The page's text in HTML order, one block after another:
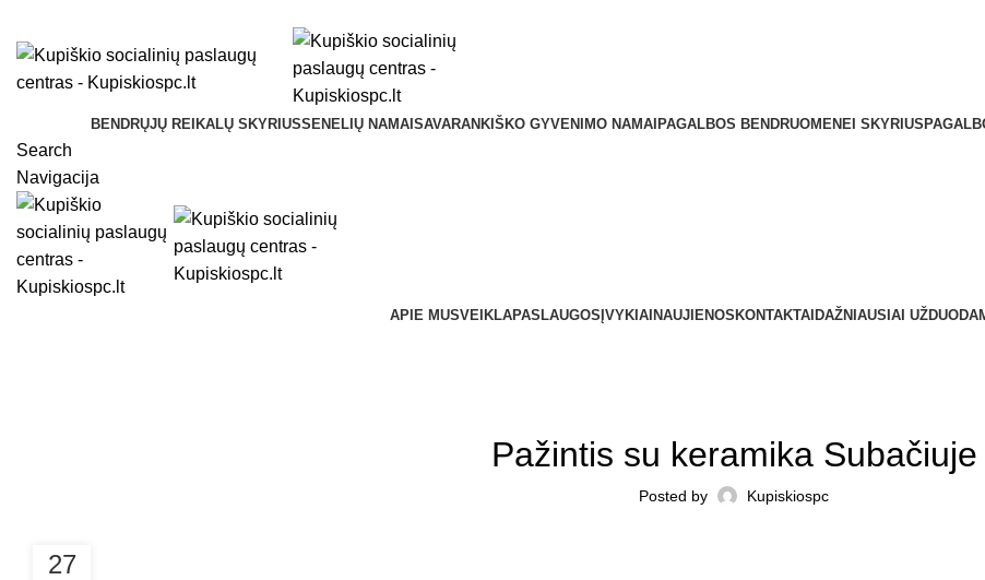
BENDRŲJŲ REIKALŲ SKYRIUSSENELIŲ NAMAI SAVARANKIŠKO GYVENIMO NAMAI PAGALBOS BENDRUOMENEI SKYRIUS
Search
Navigacija
APIE MUSVEIKLAPASLAUGOS ĮVYKIAI NAUJIENOS KONTAKTAI DAŽNIAUSIAI
Pažintis su keramika Subačiuje
Posted by Kupiskiospc
27